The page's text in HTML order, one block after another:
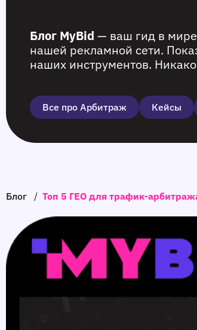
Блог MyBid — ваш гид в
нашей рекламной сети.
наших инструментов.
Все про Арбитраж Кейсы
Блог / Toп 5 ГЕО для трафик-